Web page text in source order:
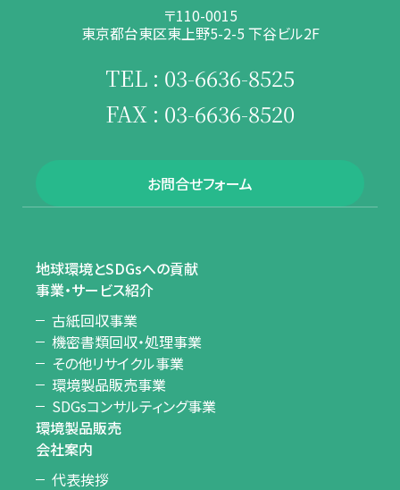
〒110-0015
東京都台東区東上野5-2-5 下谷ビル2F
TEL : 03-6636-8525
FAX : 03-6636-8520
お問合せフォーム
地球環境とSDGsへの貢献
事業・サービス紹介
古紙回収事業
機密書類回収・処理事業
その他リサイクル事業
環境製品販売事業
SDGsコンサルティング事業
環境製品販売
会社案内
代表挨拶